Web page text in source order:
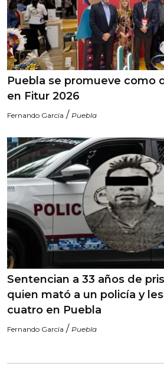
Puebla se promueve como
en Fitur 2026
Fernando García / Puebla
Sentencian a 33 años de
quien mató a un policía y
cuatro en Puebla
Fernando García / Puebla